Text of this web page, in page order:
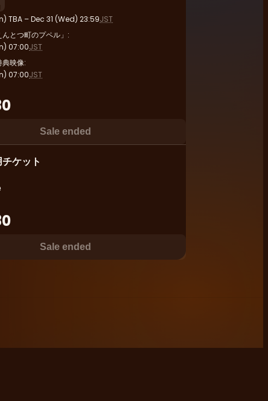
TBA – Dec 31 (Wed) 23:59JST
んとつ町のプペル」:
07:00JST
映像:
07:00JST
Sale ended
ケット
Sale ended